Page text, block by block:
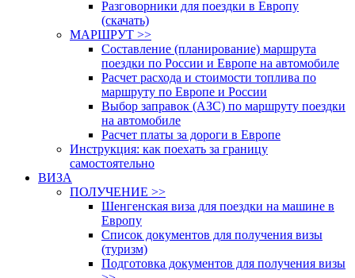
Разговорники для поездки в Европу
(скачать)
МАРШРУТ >>
Составление (планирование) маршрута
поездки по России и Европе на автомобиле
Расчет расхода и стоимости топлива по
маршруту по Европе и России
Выбор заправок (АЗС) по маршруту поездки
на автомобиле
Расчет платы за дороги в Европе
Инструкция: как поехать за границу
самостоятельно
ВИЗА
ПОЛУЧЕНИЕ >>
Шенгенская виза для поездки на машине в
Европу
Список документов для получения визы
(туризм)
Подготовка документов для получения визы